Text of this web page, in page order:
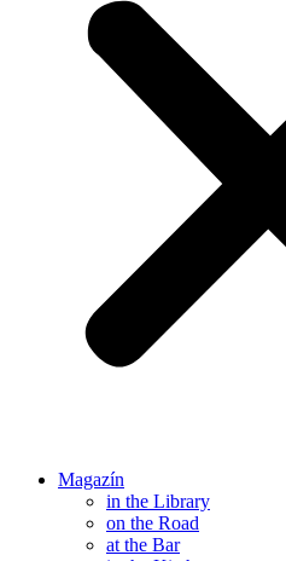
Magazín
in the Library
on the Road
at the Bar